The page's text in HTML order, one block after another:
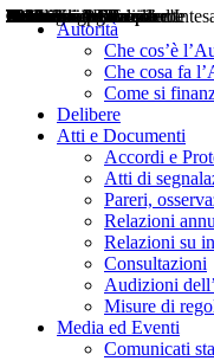
Autorità
Che cos’è
Che cosa fa
Come si
Delibere
Atti e Documenti
Accordi e
Atti di
Pareri,
Relazioni
Relazioni su
Consultazioni
Audizioni
Misure di
Media ed Eventi
Comunicati
Delibere
Pareri
Consultazioni
Audizioni
Atti di Segnalazione
Accordi e Protocolli
Relazioni annuali
Misure di regolazione
Notizie
Comunicati Stampa
Bollettini ART
Convegni ART
Interviste del Presidente
Articoli in primo piano
Interventi del Presidente
2004
2005
2010
2013
2014
2015
2016
2017
2018
2019
202
2020
2021
2022
2023
2024
2025
2026
Aereo
Marittimo
Terrestre